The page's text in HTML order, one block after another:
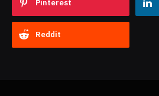
Pinterest
Reddit